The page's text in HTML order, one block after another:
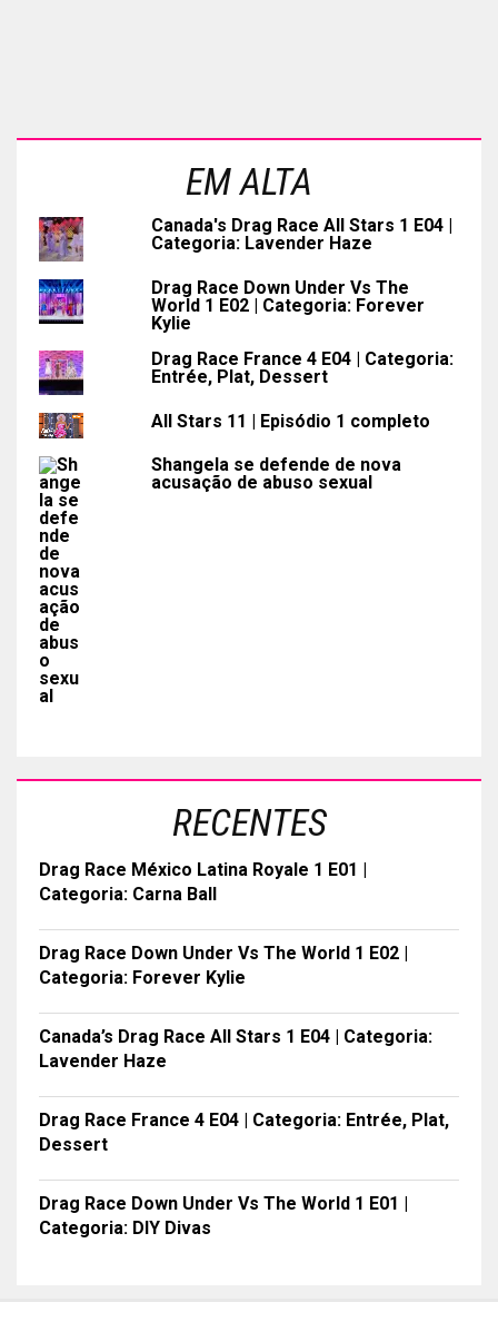
EM ALTA
Canada's Drag Race All Stars 1 E04 |
Categoria: Lavender Haze
Drag Race Down Under Vs The
World 1 E02 | Categoria: Forever
Kylie
Drag Race France 4 E04 | Categoria:
Entrée, Plat, Dessert
All Stars 11 | Episódio 1 completo
Shangela se defende de nova
acusação de abuso sexual
RECENTES
Drag Race México Latina Royale 1 E01 |
Categoria: Carna Ball
Drag Race Down Under Vs The World 1 E02 |
Categoria: Forever Kylie
Canada’s Drag Race All Stars 1 E04 | Categoria:
Lavender Haze
Drag Race France 4 E04 | Categoria: Entrée, Plat,
Dessert
Drag Race Down Under Vs The World 1 E01 |
Categoria: DIY Divas